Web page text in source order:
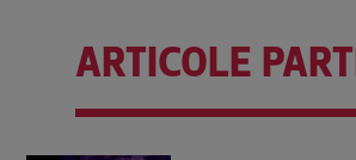
ARTICOLE